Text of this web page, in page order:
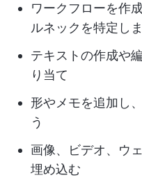
ワークフローを作
ルネックを特定し
テキストの作成や
り当て
形やメモを追加し
う
画像、ビデオ、ウ
埋め込む